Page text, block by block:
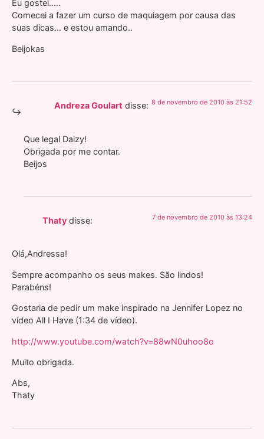
Eu gostei…..
Comecei a fazer um curso de maquiagem por causa das
suas dicas… e estou amando..
Beijokas
Andreza Goulart disse: 8 de novembro de 2010 às 21:52
Que legal Daizy!
Obrigada por me contar.
Beijos
Thaty disse: 7 de novembro de 2010 às 13:24
Olá,Andressa!
Sempre acompanho os seus makes. São lindos!
Parabéns!
Gostaria de pedir um make inspirado na Jennifer Lopez no
vídeo All I Have (1:34 de vídeo).
http://www.youtube.com/watch?v=88wN0uhoo8o
Muito obrigada.
Abs,
Thaty